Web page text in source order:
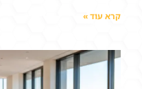
קרא עוד »